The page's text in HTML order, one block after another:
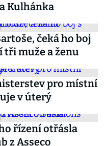
Kulhánka
čeká ho boj
tři muže a ženu
pro místní
v úterý
řízení otřásla
z Asseco